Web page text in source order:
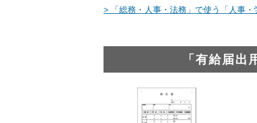
> 「総務・人事・法務」で使う「人事
「有給届出